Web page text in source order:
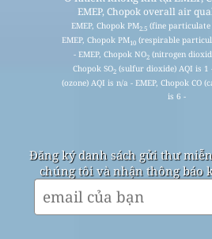
EMEP, Chopok overall air
EMEP, Chopok PM2.5(fine particulate
EMEP, Chopok PM10 (respirable
- EMEP, Chopok NO2(nitrogen
Chopok SO2 (sulfur dioxide) AQI is 1
(ozone) AQI is n/a - EMEP, Chopok CO
is 6 -
Đăng ký danh sách gửi thư
chúng tôi và nhận thông báo